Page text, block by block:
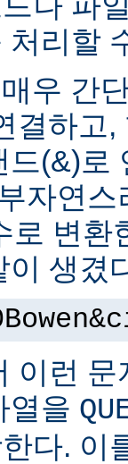
처리할
우 간
결하고
(&)로
자연
로 변환
이 생겼
이런
열을
다. 이